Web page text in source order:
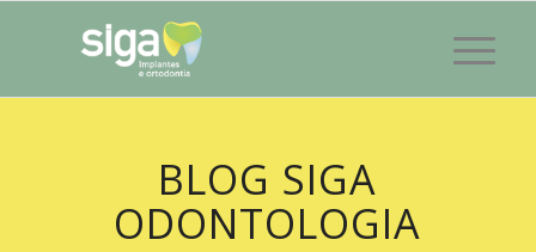
BLOG SIGA
ODONTOLOGIA